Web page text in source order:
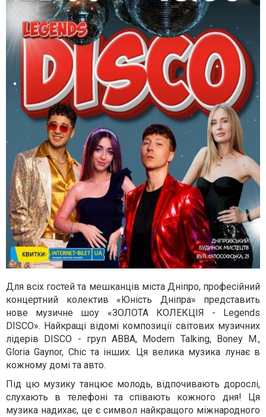
Для всіх гостей та мешканців міста Дніпро, професійний
концертний колектив «Юність Дніпра» представить
нове музичне шоу «ЗОЛОТА КОЛЕКЦІЯ - Legends
DISCO». Найкращі відомі композиції світових музичних
лідерів DISCO - груп ABBA, Modern Talking, Boney M.,
Gloria Gaynor, Chic та інших. Ця велика музика лунає в
кожному домі та авто.
Під цю музику танцює молодь, відпочивають дорослі,
слухають в телефоні та співають кожного дня! Ця
музика надихає, це є символ найкращого міжнародного